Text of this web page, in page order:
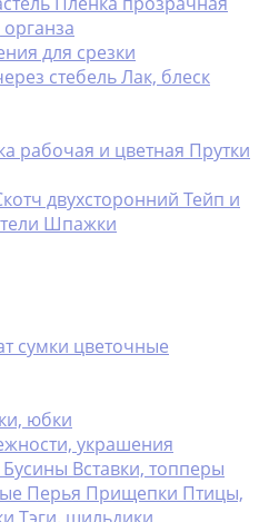
для срезки
стебельЛак, блеск
рабочая и цветная Прутки
двухсторонний Тейп и
Шпажки
сумки цветочные
юбки
украшения
Бусины Вставки, топперы
Перья Прищепки Птицы,